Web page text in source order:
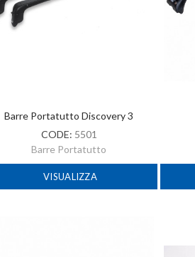
Barre Portatutto Discovery 3
CODE: 5501
Barre Portatutto
VISUALIZZA